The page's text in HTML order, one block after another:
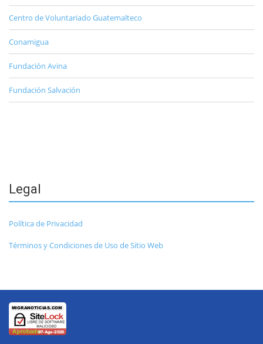
Centro de Voluntariado Guatemalteco
Conamigua
Fundación Avina
Fundación Salvación
Legal
Política de Privacidad
Términos y Condiciones de Uso de Sitio Web